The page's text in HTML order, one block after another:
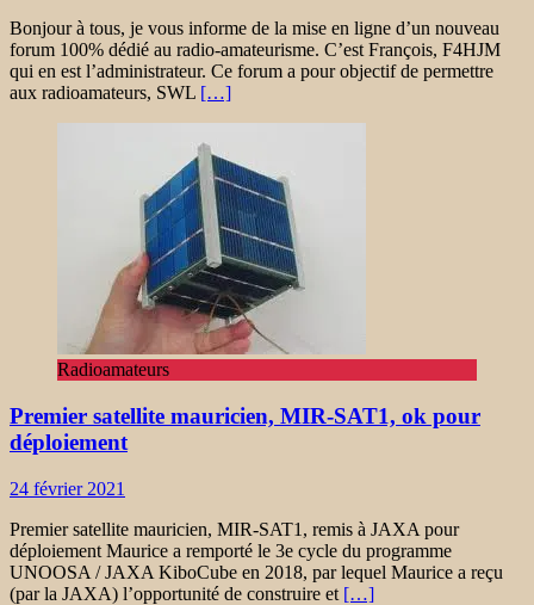
Bonjour à tous, je vous informe de la mise en ligne d’un nouveau
forum 100% dédié au radio-amateurisme. C’est François, F4HJM
qui en est l’administrateur. Ce forum a pour objectif de permettre
aux radioamateurs, SWL […]
Radioamateurs
Premier satellite mauricien, MIR-SAT1, ok pour
déploiement
24 février 2021
Premier satellite mauricien, MIR-SAT1, remis à JAXA pour
déploiement Maurice a remporté le 3e cycle du programme
UNOOSA / JAXA KiboCube en 2018, par lequel Maurice a reçu
(par la JAXA) l’opportunité de construire et […]